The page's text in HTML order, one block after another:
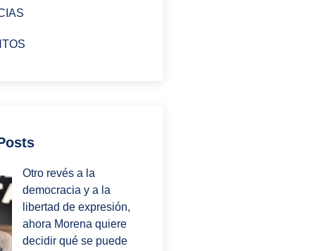
Otro revés a la
democracia y a la
libertad de expresión,
ahora Morena quiere
decidir qué se puede